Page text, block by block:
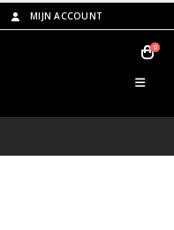
MIJN ACCOUNT
0